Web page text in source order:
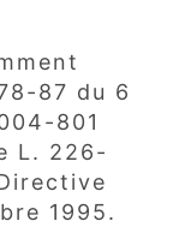
87 du 6
801
L. 226-
1995.